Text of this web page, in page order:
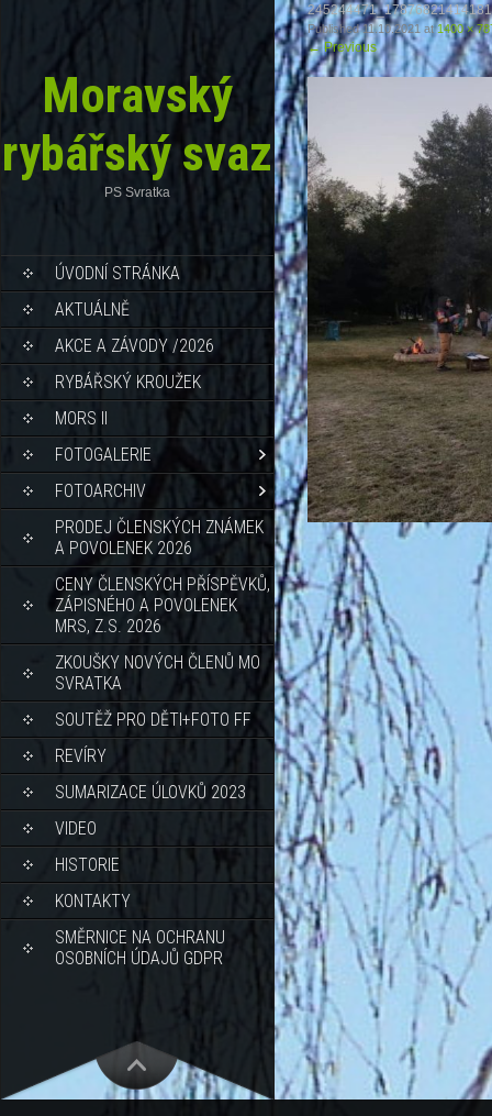
Moravský
rybářský svaz
PS Svratka
ÚVODNÍ STRÁNKA
AKTUÁLNĚ
AKCE A ZÁVODY /2026
RYBÁŘSKÝ KROUŽEK
MORS II
FOTOGALERIE
FOTOARCHIV
PRODEJ ČLENSKÝCH ZNÁMEK
A POVOLENEK 2026
CENY ČLENSKÝCH PŘÍSPĚVKŮ,
ZÁPISNÉHO A POVOLENEK
MRS, Z.S. 2026
ZKOUŠKY NOVÝCH ČLENŮ MO
SVRATKA
SOUTĚŽ PRO DĚTI+FOTO FF
REVÍRY
SUMARIZACE ÚLOVKŮ 2023
VIDEO
HISTORIE
KONTAKTY
SMĚRNICE NA OCHRANU
OSOBNÍCH ÚDAJŮ GDPR
Published11.10.2021 at1400 ×
←Previous